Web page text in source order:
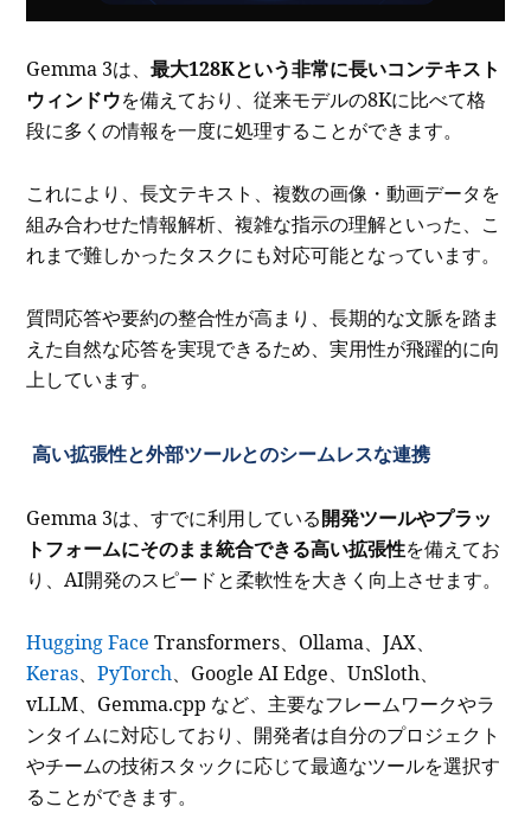
Gemma 3は、最大128Kという非常に長いコンテキスト
ウィンドウを備えており、従来モデルの8Kに比べて格
段に多くの情報を一度に処理することができます。
これにより、長文テキスト、複数の画像・動画データを
組み合わせた情報解析、複雑な指示の理解といった、こ
れまで難しかったタスクにも対応可能となっています。
質問応答や要約の整合性が高まり、長期的な文脈を踏ま
えた自然な応答を実現できるため、実用性が飛躍的に向
上しています。
高い拡張性と外部ツールとのシームレスな連携
Gemma 3は、すでに利用している開発ツールやプラッ
トフォームにそのまま統合できる高い拡張性を備えてお
り、AI開発のスピードと柔軟性を大きく向上させます。
Hugging Face Transformers、Ollama、JAX、
Keras、PyTorch、Google AI Edge、UnSloth、
vLLM、Gemma.cpp など、主要なフレームワークやラ
ンタイムに対応しており、開発者は自分のプロジェクト
やチームの技術スタックに応じて最適なツールを選択す
ることができます。